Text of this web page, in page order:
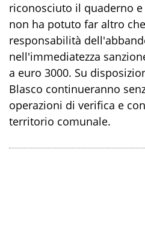
riconosciuto il quaderno
non ha potuto far altro
responsabilità
nell'immediatezza
a euro 3000. Su
Blasco continueranno
operazioni di verifica e
territorio comunale.